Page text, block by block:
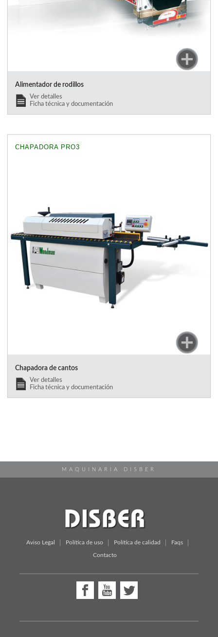
Alimentador de rodillos
Ver detalles
Ficha técnica y documentación
CHAPADORA PRO3
Chapadora de cantos
Ver detalles
Ficha técnica y documentación
MAQUINARIA DISBER
Aviso Legal Política de uso Política de calidad Faqs
Contacto